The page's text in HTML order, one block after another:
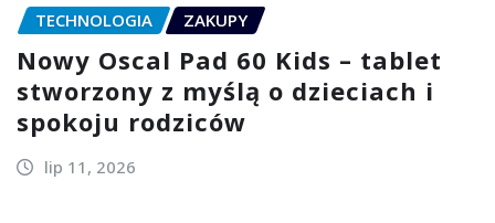
TECHNOLOGIA ZAKUPY
Nowy Oscal Pad 60 Kids – tablet
stworzony z myślą o dzieciach i
spokoju rodziców
lip 11, 2026